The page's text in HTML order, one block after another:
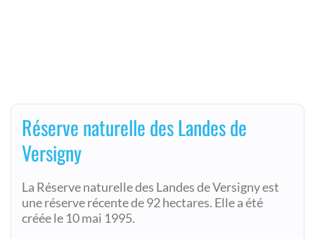
Réserve naturelle des Landes de
Versigny
La Réserve naturelle des Landes de Versigny est
une réserve récente de 92 hectares. Elle a été
créée le 10 mai 1995.